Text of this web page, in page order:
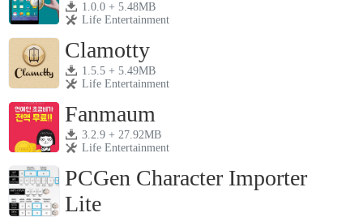
1.0.0 + 5.48MB
Life Entertainment
Clamotty
1.5.5 + 5.49MB
Life Entertainment
Fanmaum
3.2.9 + 27.92MB
Life Entertainment
PCGen Character Importer
Lite